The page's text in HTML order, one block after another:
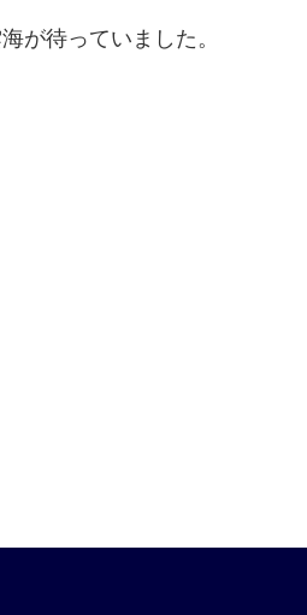
が待っていました。